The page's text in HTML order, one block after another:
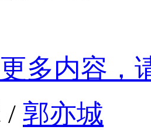
多内容，
/ 郭亦城